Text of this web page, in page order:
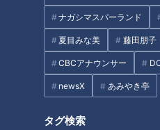
ナガシマスパーランド
夏目みな美 藤田朋子
CBCアナウンサー
newsX あみやき亭
タグ検索
イチ視聴者（筆者）の番組
宏斗投手への激励にイチフ
すように
オススメ関連コンテンツ
山田さんも絶賛！絶好